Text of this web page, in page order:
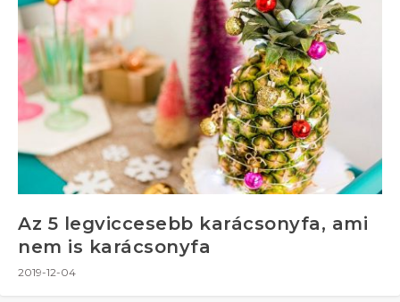
Az 5 legviccesebb karácsonyfa, ami
nem is karácsonyfa
2019-12-04